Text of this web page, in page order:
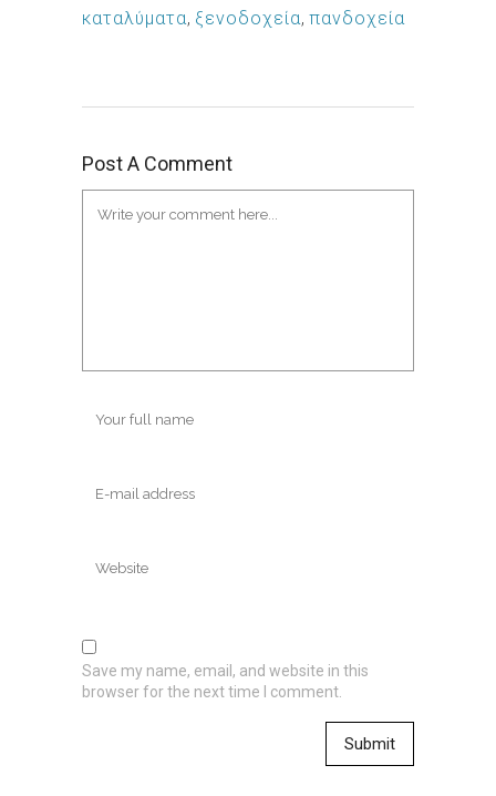
καταλύματα, ξενοδοχεία, πανδοχεία
Post A Comment
Save my name, email, and website in this
browser for the next time I comment.